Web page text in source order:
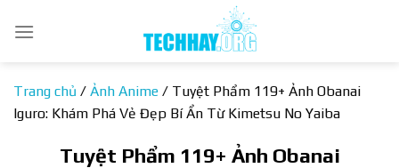
qua
Trang chủ / Ảnh Anime / Tuyệt Phẩm 119+ Ảnh Obanai
Iguro: Khám Phá Vẻ Đẹp Bí Ẩn Từ Kimetsu No Yaiba
Tuyệt Phẩm 119+ Ảnh Obanai